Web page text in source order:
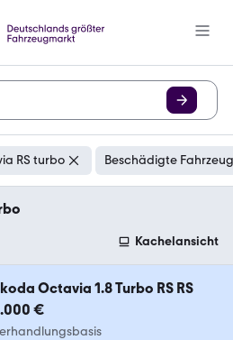
RS turbo Beschädigte
Kachelansicht
Octavia 1.8 Turbo RS RS
€